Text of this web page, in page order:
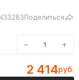
Поделиться
− +
2 414руб.